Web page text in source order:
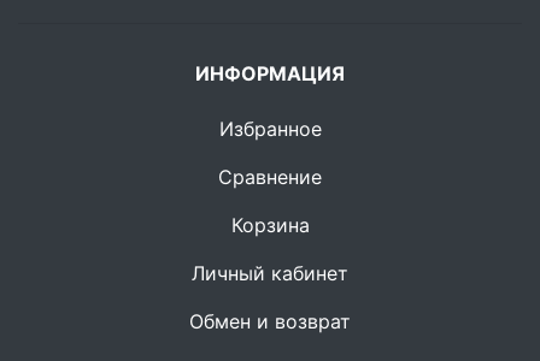
ИНФОРМАЦИЯ
Избранное
Сравнение
Корзина
Личный кабинет
Обмен и возврат